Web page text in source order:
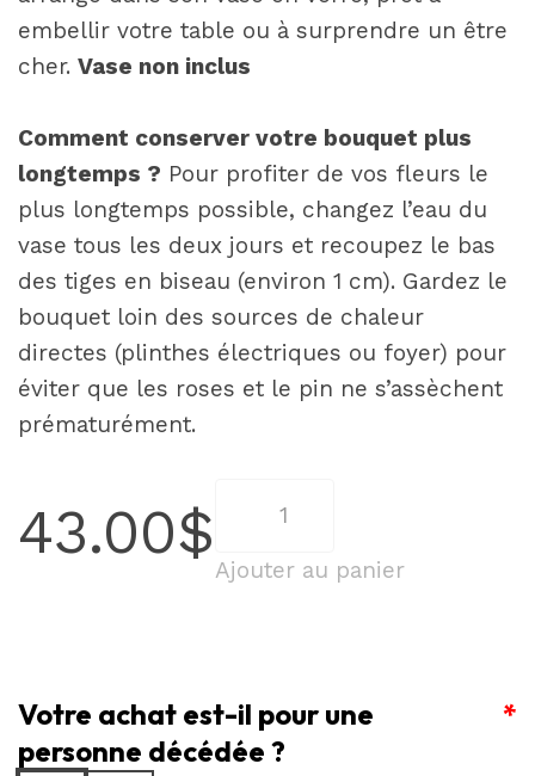
embellir votre table ou à surprendre un être
cher. Vase non inclus
Comment conserver votre bouquet plus
longtemps ? Pour profiter de vos fleurs le
plus longtemps possible, changez l’eau du
vase tous les deux jours et recoupez le bas
des tiges en biseau (environ 1 cm). Gardez le
bouquet loin des sources de chaleur
directes (plinthes électriques ou foyer) pour
éviter que les roses et le pin ne s’assèchent
prématurément.
43.00$ Bouquet
Ajouter au panier
*
Votre achat est-il pour une
personne décédée ?